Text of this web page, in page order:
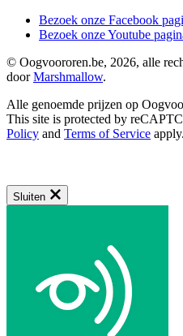
Bezoek onze Facebook
Bezoek onze Youtube
© Oogvoororen.be, 2026, alle
doorMarshmallow.
Alle genoemde prijzen op
This site is protected by
Policy and Terms of Service apply.
Sluiten